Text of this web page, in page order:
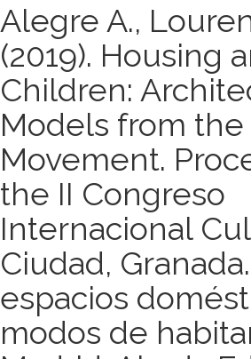
Alegre A.,
(2019). Housing
Children:
Models from
Movement.
the II Congreso
Internacional
Ciudad,
espacios
modos de